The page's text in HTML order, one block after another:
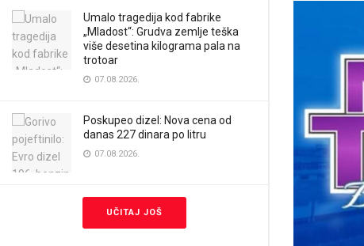
Umalo tragedija kod fabrike
„Mladost“: Grudva zemlje teška
više desetina kilograma pala na
trotoar
07.08.2026.
Poskupeo dizel: Nova cena od
danas 227 dinara po litru
07.08.2026.
UČITAJ JOŠ